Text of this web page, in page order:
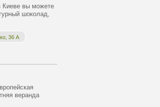
Киеве вы можете
шоколад,
36 А
веранда